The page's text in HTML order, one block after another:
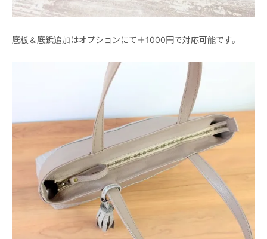
底板＆底鋲追加はオプションにて＋1000円で対応可能です。